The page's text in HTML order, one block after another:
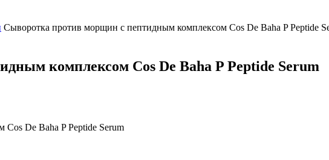
Сыворотка против морщин с пептидным комплексом Cos De Baha P Peptide
комплексом Cos De Baha P Peptide Serum